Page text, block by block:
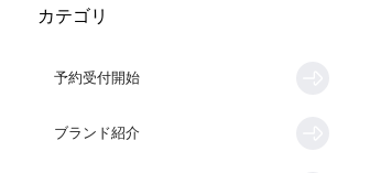
カテゴリ
予約受付開始
ブランド紹介